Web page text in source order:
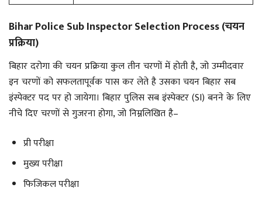
Bihar Police Sub Inspector Selection Process (चयन
प्रक्रिया)
बिहार दरोगा की चयन प्रक्रिया कुल तीन चरणों में होती है, जो उम्मीदवार
इन चरणों को सफलतापूर्वक पास कर लेते है उसका चयन बिहार सब
इंस्पेक्टर पद पर हो जायेगा। बिहार पुलिस सब इंस्पेक्टर (SI) बनने के लिए
नीचे दिए चरणों से गुजरना होगा, जो निम्नलिखित है–
प्री परीक्षा
मुख्य परीक्षा
फिजिकल परीक्षा